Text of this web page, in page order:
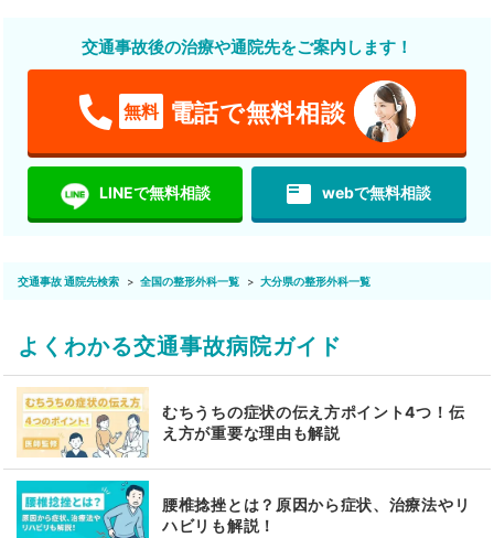
交通事故後の治療や通院先をご案内します！
無料 電話で無料相談
LINEで無料相談 featured_play_list webで無料相談
交通事故 通院先検索 全国の整形外科一覧 大分県の整形外科一覧
よくわかる交通事故病院ガイド
むちうちの症状の伝え方ポイント4つ！伝
え方が重要な理由も解説
腰椎捻挫とは？原因から症状、治療法やリ
ハビリも解説！